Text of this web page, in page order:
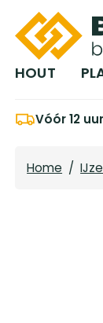
Ga naar
HOUT
Vóór 12
Home /